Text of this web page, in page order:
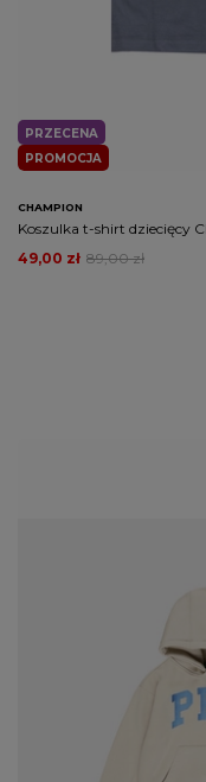
PROMOCJA
PRZECENA
CHAMPION
Koszulka t-shirt dziecięcy
89,00 zł
49,00 zł